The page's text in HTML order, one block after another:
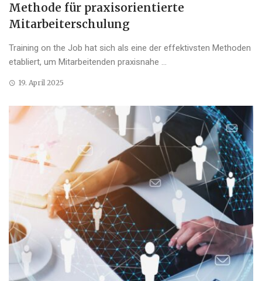
Methode für praxisorientierte
Mitarbeiterschulung
Training on the Job hat sich als eine der effektivsten Methoden
etabliert, um Mitarbeitenden praxisnahe ...
19. April 2025